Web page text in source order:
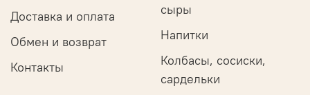
Доставка и оплата
Обмен и возврат
Контакты
сыры
Напитки
Колбасы, сосиски,
сардельки